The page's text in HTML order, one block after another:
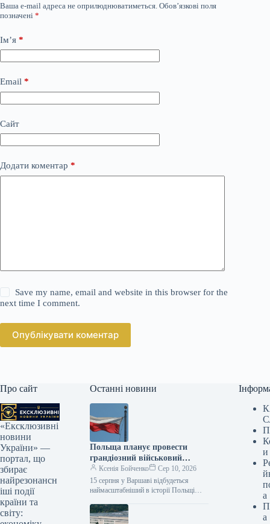
Ваша e-mail адреса не оприлюднюватиметься. Обов’язкові поля
позначені *
Ім’я *
Email *
Сайт
Додати коментар *
Save my name, email and website in this browser for the
next time I comment.
Опублікувати коментар
Про сайт
«Ексклюзивні
новини
України» —
портал, що
збирає
найрезонансн
іші події
країни та
світу:
Останні новини
Польща планує провести
грандіозний військовий
парад, що включатиме понад
300 одиниць техніки та 60
літальних апаратів.
Ксенія Бойченко
Сер 10, 2026
15 серпня у Варшаві відбудеться
наймасштабніший в історії Польщі
заході візьмуть участь приблизно
1800…
и
а
а